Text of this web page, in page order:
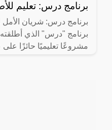
برنامج درس: تعليم
برنامج درس: شريان الأمل
مشروعًا تعليميًا حائزًا